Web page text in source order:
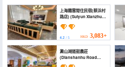
上海隨雲閒住民宿(蔡浜村
路店) (Suiyun Xianzhu
Homestay (Caiyucun
Road Branch))
4.2 / 5 HKD 3,083+
澱山湖道甜農莊
(Dianshanhu Road
Tiantian Farm)